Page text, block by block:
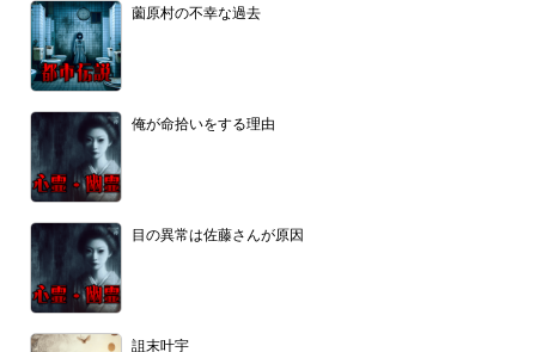
薗原村の不幸な過去
俺が命拾いをする理由
目の異常は佐藤さんが原因
詛末叶宇